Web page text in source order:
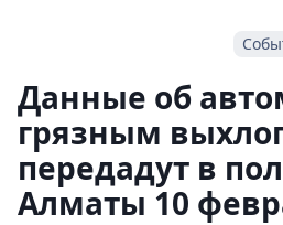
Данные об
грязным
передадут в
Алматы 10